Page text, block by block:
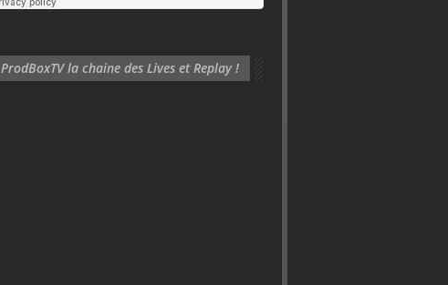
ProdBoxTV la chaine des Lives et Replay !